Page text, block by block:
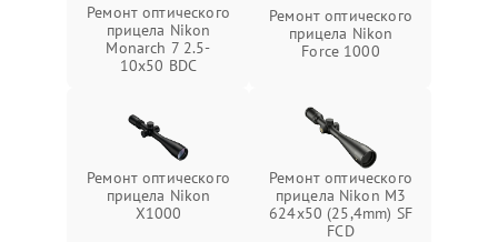
Ремонт оптического
прицела Nikon
Monarch 7 2.5-
10x50 BDC
Ремонт оптического
прицела Nikon
Force 1000
Ремонт оптического
прицела Nikon
X1000
Ремонт оптического
прицела Nikon M3
624x50 (25,4mm) SF
FCD